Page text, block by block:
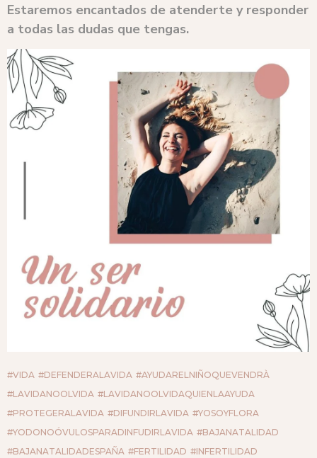
Estaremos encantados de atenderte y responder
a todas las dudas que tengas.
#VIDA #DEFENDERALAVIDA #AYUDARELNIÑOQUEVENDRÀ
#LAVIDANOOLVIDA #LAVIDANOOLVIDAQUIENLAAYUDA
#PROTEGERALAVIDA #DIFUNDIRLAVIDA #YOSOYFLORA
#YODONOÓVULOSPARADINFUDIRLAVIDA #BAJANATALIDAD
#BAJANATALIDADESPAÑA #FERTILIDAD #INFERTILIDAD